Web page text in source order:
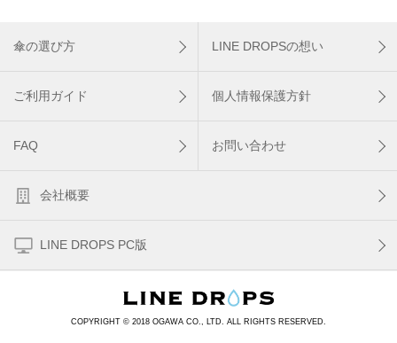
傘の選び方 LINE DROPSの想い
ご利用ガイド 個人情報保護方針
FAQ お問い合わせ
会社概要
LINE DROPS PC版
COPYRIGHT © 2018 OGAWA CO., LTD. ALL RIGHTS RESERVED.